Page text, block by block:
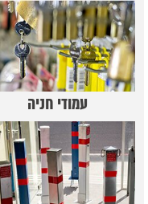
עמודי חניה